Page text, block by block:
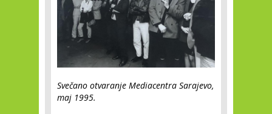
Svečano otvaranje Mediacentra Sarajevo,
maj 1995.